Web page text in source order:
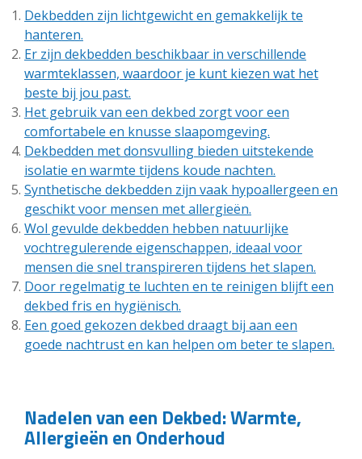
Dekbedden zijn lichtgewicht en gemakkelijk te
hanteren.
Er zijn dekbedden beschikbaar in verschillende
warmteklassen, waardoor je kunt kiezen wat het
beste bij jou past.
Het gebruik van een dekbed zorgt voor een
comfortabele en knusse slaapomgeving.
Dekbedden met donsvulling bieden uitstekende
isolatie en warmte tijdens koude nachten.
Synthetische dekbedden zijn vaak hypoallergeen en
geschikt voor mensen met allergieën.
Wol gevulde dekbedden hebben natuurlijke
vochtregulerende eigenschappen, ideaal voor
mensen die snel transpireren tijdens het slapen.
Door regelmatig te luchten en te reinigen blijft een
dekbed fris en hygiënisch.
Een goed gekozen dekbed draagt bij aan een
goede nachtrust en kan helpen om beter te slapen.
Nadelen van een Dekbed: Warmte,
Allergieën en Onderhoud